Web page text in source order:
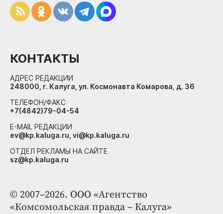
© 2007–2026. ООО «Агентство
«Комсомольская правда – Калуга»
КОНТАКТЫ
АДРЕС РЕДАКЦИИ
248000, г. Калуга, ул. Космонавта Комарова, д. 36
ТЕЛЕФОН/ФАКС
+7(4842)79-04-54
E-MAIL РЕДАКЦИИ
ev@kp.kaluga.ru, vi@kp.kaluga.ru
ОТДЕЛ РЕКЛАМЫ НА САЙТЕ
sz@kp.kaluga.ru